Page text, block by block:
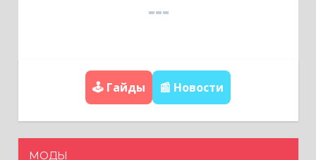
п
и
🕹️ Гайды 📰 Новости
МОДЫ